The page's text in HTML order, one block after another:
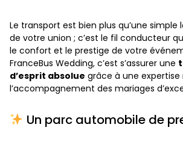
Le transport est bien plus qu’une simple
de votre union ; c’est le fil conducteur
le confort et le prestige de votre
FranceBus Wedding, c’est s’assurer une
d’esprit absolue grâce à une
l’accompagnement des mariages
Un parc automobile de